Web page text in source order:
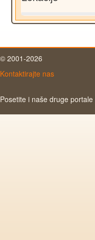
© 2001-2026
Kontaktirajte nas
Posetite i naše druge portale